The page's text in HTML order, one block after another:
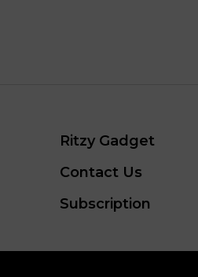
Ritzy Gadget
Contact Us
Subscription